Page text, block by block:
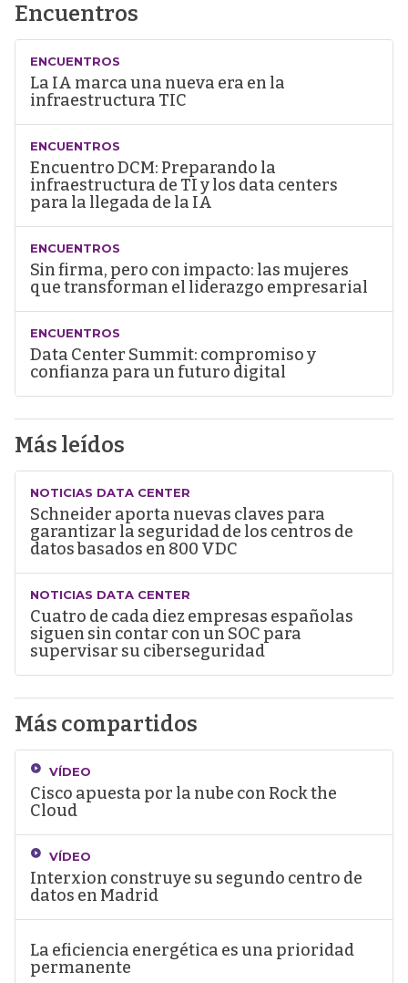
Encuentros
ENCUENTROS
La IA marca una nueva era en la
infraestructura TIC
ENCUENTROS
Encuentro DCM: Preparando la
infraestructura de TI y los data centers
para la llegada de la IA
ENCUENTROS
Sin firma, pero con impacto: las mujeres
que transforman el liderazgo empresarial
ENCUENTROS
Data Center Summit: compromiso y
confianza para un futuro digital
Más leídos
NOTICIAS DATA CENTER
Schneider aporta nuevas claves para
garantizar la seguridad de los centros de
datos basados en 800 VDC
NOTICIAS DATA CENTER
Cuatro de cada diez empresas españolas
siguen sin contar con un SOC para
supervisar su ciberseguridad
Más compartidos
VÍDEO
Cisco apuesta por la nube con Rock the
Cloud
VÍDEO
Interxion construye su segundo centro de
datos en Madrid
La eficiencia energética es una prioridad
permanente